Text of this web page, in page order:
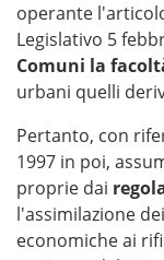
operante
Legislativo 5
Comuni la
urbani quelli
Pertanto, con
1997 in poi,
proprie dai
l'assimilazione
economiche ai